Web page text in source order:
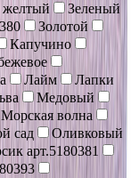
желтый
Зеленый
Золотой
Капучино
Лайм
Лапки
Медовый
Морская волна
сад
Оливковый
арт.5180381